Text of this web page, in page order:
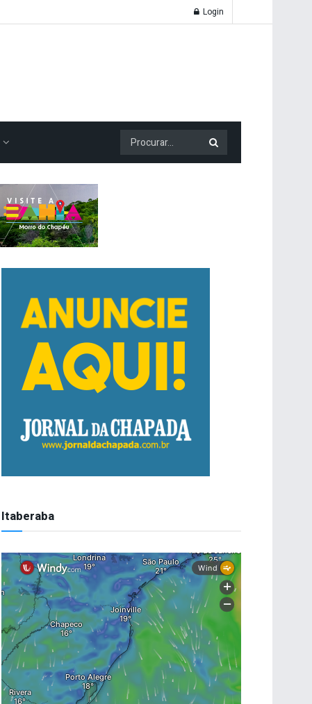
Login
Itaberaba